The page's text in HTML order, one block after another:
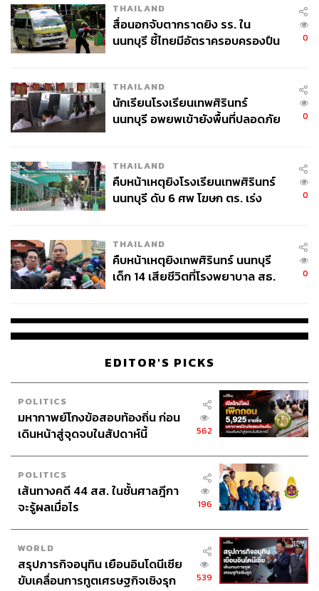
รูปปั้นหน้าโอลด์ แทรฟฟอร์ด มีชื่อว่า ‘Trinity’ ซึ่งประกอบไป
ด้วย 3 สุดยอดตำนานตลอดกาลที่มีส่วนในการพาทีมคว้า
สโมสรแรกของอังกฤษในปี 1968
จอร์จ เบสต์, บ็อบบี ชาร์ลตัน และเดนิส ลอว์
การมาของเซสโกในเวลานี้ทำให้แมนฯ ยูไนเต็ด มีแนวรุกชุด
ใหม่ครบเซต 3 คนพอดี หลังจากที่พวกเขาได้ มาเตอุส คุนญา
และไบรอัน เอ็มโบโม มาจากวูล์ฟแฮมป์ตัน วันเดอเรอร์ส
และเบรนต์ฟอร์ด ก่อนหน้านี้ โดยค่าตัวรวมกันของ 3 คนนี้สูง
โดยที่แต่ละคนมีจุดเด่นที่แตกต่างกันออกไป
คุนญา ในวัย 27 ปี เป็นกองหน้ากึ่งตัวทำเกมที่มีชั้นเชิงการ
เล่นสูง มีประสิทธิภาพการจบสกอร์ที่เฉียบคม และสามารถ
ร้อยรัดการเล่นกับเพื่อนร่วมทีมได้เป็นอย่างดี
THAILAND
สื่อนอกจับตากราดยิง รร. ใน
นนทบุรี ชี้ไทยมีอัตราครอบครองปืน
0
THAILAND
นักเรียนโรงเรียนเทพศิรินทร์
นนทบุรี อพยพเข้ายังพื้นที่ปลอดภัย
0
THAILAND
คืบหน้าเหตุยิงโรงเรียนเทพศิรินทร์
นนทบุรี ดับ 6 ศพ โฆษก ตร. เร่ง
0
THAILAND
คืบหน้าเหตุยิงเทพศิรินทร์ นนทบุรี
เด็ก 14 เสียชีวิตที่โรงพยาบาล สธ.
0
EDITOR'S PICKS
POLITICS
มหากาพย์โกงข้อสอบท้องถิ่น ก่อน
เดินหน้าสู่จุดจบในสัปดาห์นี้
562
POLITICS
เส้นทางคดี 44 สส. ในชั้นศาลฎีกา
จะรู้ผลเมื่อไร
196
WORLD
สรุปภารกิจอนุทิน เยือนอินโดนีเซีย
ขับเคลื่อนการทูตเศรษฐกิจเชิงรุก
539